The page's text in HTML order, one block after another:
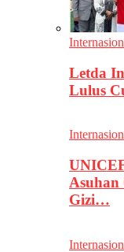
Letda
Lulus
Asuhan
Gizi…